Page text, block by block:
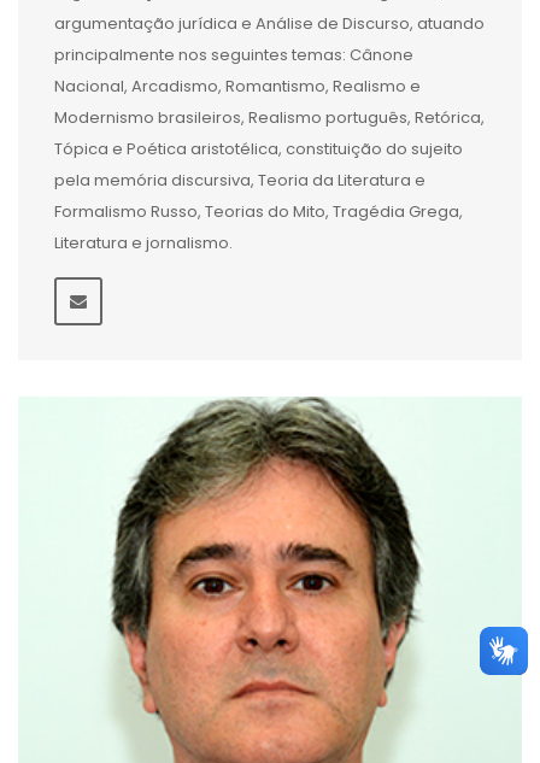
argumentação jurídica e Análise de Discurso, atuando
principalmente nos seguintes temas: Cânone
Nacional, Arcadismo, Romantismo, Realismo e
Modernismo brasileiros, Realismo português, Retórica,
Tópica e Poética aristotélica, constituição do sujeito
pela memória discursiva, Teoria da Literatura e
Formalismo Russo, Teorias do Mito, Tragédia Grega,
Literatura e jornalismo.